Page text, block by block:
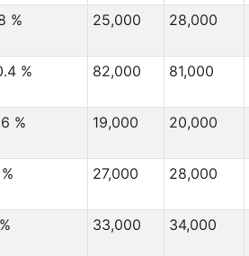
% 25,000 28,000
% 82,000 81,000
% 19,000 20,000
27,000 28,000
33,000 34,000